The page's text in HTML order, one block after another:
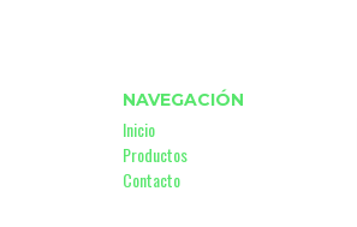
NAVEGACIÓN
Inicio
Productos
Contacto